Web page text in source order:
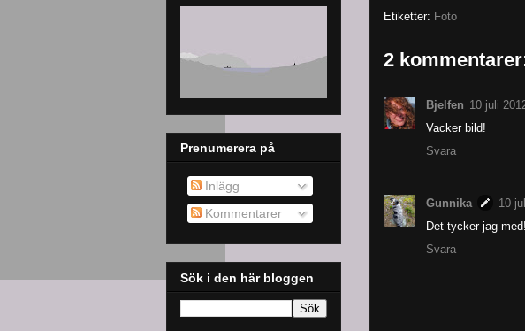
Etiketter: Foto
2
Bjelfen 10 juli
Vacker bild!
Svara
Gunnika
10
Det tycker jag
Svara
Prenumerera på
Inlägg
Kommentarer
Sök i den här bloggen